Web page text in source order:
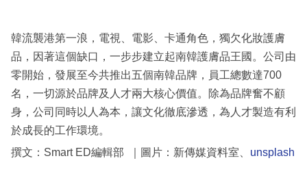
韓流襲港第一浪，電視、電影、卡通角色，獨欠化妝護膚
品，因著這個缺口，一步步建立起南韓護膚品王國。公司由
零開始，發展至今共推出五個南韓品牌，員工總數達700
名，一切源於品牌及人才兩大核心價值。除為品牌奮不顧
身，公司同時以人為本，讓文化徹底滲透，為人才製造有利
於成長的工作環境。
撰文：Smart ED編輯部 ｜圖片：新傳媒資料室、 unsplash